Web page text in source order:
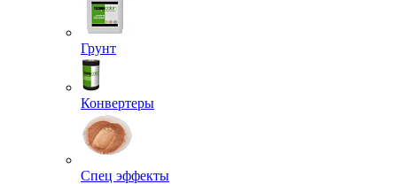
Грунт
Конвертеры
Спец эффекты